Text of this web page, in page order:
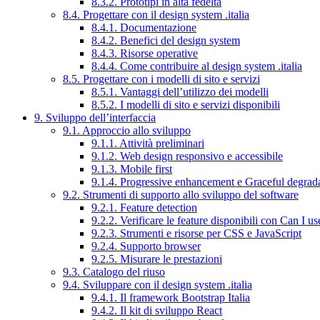
8.4. Progettare con il design system .italia
8.4.1. Documentazione
8.4.2. Benefici del design system
8.4.3. Risorse operative
8.4.4. Come contribuire al design system .italia
8.5. Progettare con i modelli di sito e servizi
8.5.1. Vantaggi dell’utilizzo dei modelli
8.5.2. I modelli di sito e servizi disponibili
9. Sviluppo dell’interfaccia
9.1. Approccio allo sviluppo
9.1.1. Attività preliminari
9.1.2. Web design responsivo e accessibile
9.1.3. Mobile first
9.1.4. Progressive enhancement e Graceful
9.2. Strumenti di supporto allo sviluppo del software
9.2.1. Feature detection
9.2.2. Verificare le feature disponibili con Can I
9.2.3. Strumenti e risorse per CSS e JavaScript
9.2.4. Supporto browser
9.2.5. Misurare le prestazioni
9.3. Catalogo del riuso
9.4. Sviluppare con il design system .italia
9.4.1. Il framework Bootstrap Italia
9.4.2. Il kit di sviluppo React